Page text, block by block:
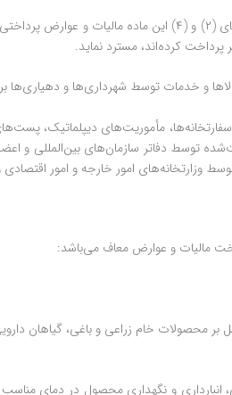
تبصره ۶‌- سازمان مکلف است با رعایت تبصره
پرداخت کرده‌اند، مسترد نماید.
سفارتخانه‌ها، مأموریت‌های دیپلماتیک،
توسط دفاتر سازمان‌های بین‌المللی و اعضای
وزارتخانه‌های امور خارجه و ‏امور
مالیات و عوارض معاف می‌باشد:
بر محصولات خام زراعی و باغی، گیاهان
انبارداری و نگهداری محصول در دمای